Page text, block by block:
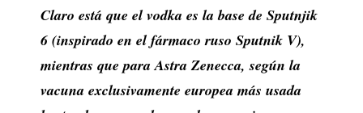
Claro está que el vodka es la base de Sputnjik
6 (inspirado en el fármaco ruso Sputnik V),
mientras que para Astra Zenecca, según la
vacuna exclusivamente europea más usada